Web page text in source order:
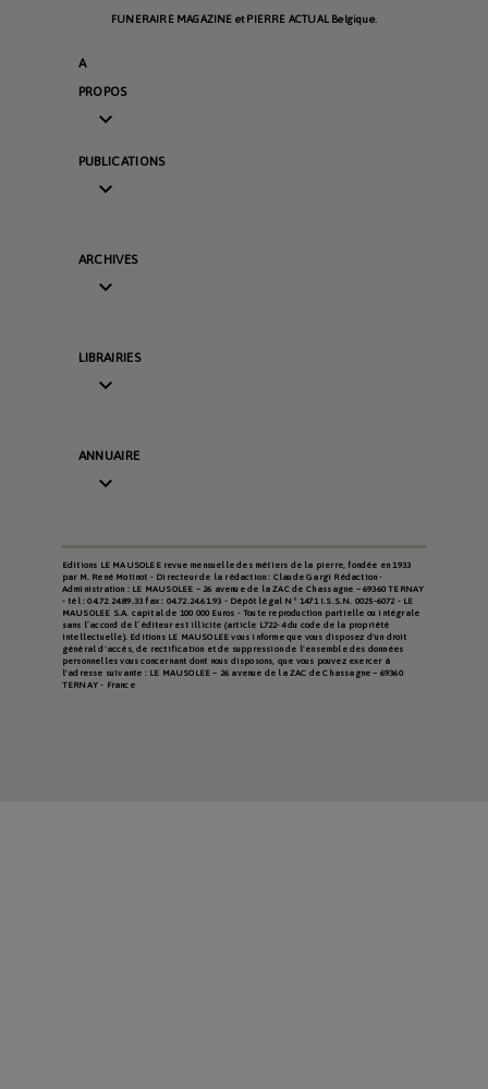
FUNERAIRE MAGAZINE et PIERRE ACTUAL Belgique.
A
PROPOS

PUBLICATIONS

ARCHIVES

LIBRAIRIES

ANNUAIRE

Editions LE MAUSOLEE revue mensuelle des métiers de la pierre, fondée en 1933
par M. René Motinot - Directeur de la rédaction : Claude Gargi Rédaction -
Administration : LE MAUSOLEE – 26 avenue de la ZAC de Chassagne – 69360 TERNAY
- tél : 04.72.24.89.33 fax : 04.72.24.61.93 - Dépôt légal N° 1471 I.S.S.N. 0025-6072 - LE
MAUSOLEE S.A. capital de 100 000 Euros - Toute reproduction partielle ou intégrale
sans l’accord de l’éditeur est illicite (article L722-4 du code de la propriété
intellectuelle). Editions LE MAUSOLEE vous informe que vous disposez d'un droit
général d'accès, de rectification et de suppression de l'ensemble des données
personnelles vous concernant dont nous disposons, que vous pouvez exercer à
l'adresse suivante : LE MAUSOLEE – 26 avenue de la ZAC de Chassagne – 69360
TERNAY - France